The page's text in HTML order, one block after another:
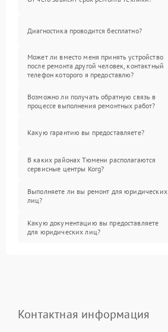
Диагностика проводится бесплатно?
Может ли вместо меня принять устройство
после ремонта другой человек, контактный
телефон которого я предоставлю?
Возможно ли получать обратную связь в
процессе выполнения ремонтных работ?
Какую гарантию вы предоставляете?
В каких районах Тюмени располагаются
сервисные центры Korg?
Выполняете ли вы ремонт для юридических
лиц?
Какую документацию вы предоставляете
для юридических лиц?
Контактная информация